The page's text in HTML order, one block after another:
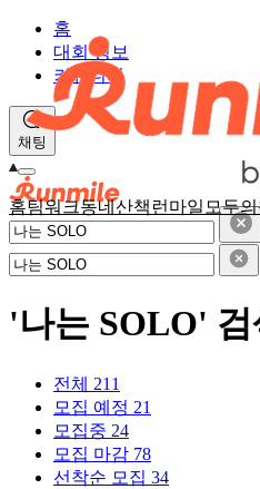
홈팀워크동네산책 런마일 모두
홈
대회 정보
커뮤니티
채팅
'나는 SOLO'
전체 211
모집 예정 21
모집중 24
모집 마감 78
선착순 모집 34